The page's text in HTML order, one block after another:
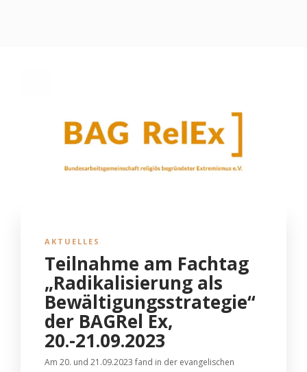
AKTUELLES
Teilnahme am Fachtag
„Radikalisierung als
Bewältigungsstrategie“
der BAGRel Ex,
20.-21.09.2023
Am 20. und 21.09.2023 fand in der evangelischen